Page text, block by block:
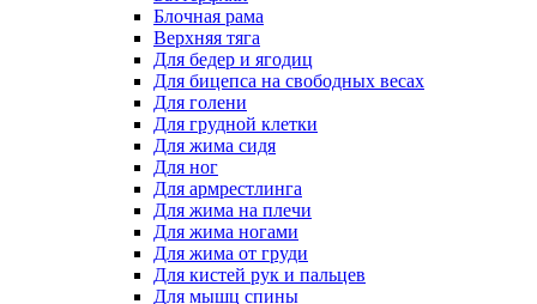
Блочная рама
Верхняя тяга
Для бедер и ягодиц
Для бицепса на свободных весах
Для голени
Для грудной клетки
Для жима сидя
Для ног
Для армрестлинга
Для жима на плечи
Для жима ногами
Для жима от груди
Для кистей рук и пальцев
Для мышц спины